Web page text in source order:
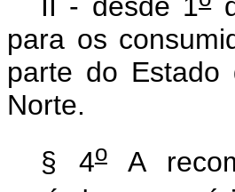
II - desde 1
para os
parte do Estado
Norte.
§ 4oA